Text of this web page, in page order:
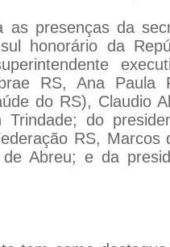
as presenças da
honorário da
RS, Ana
do RS), Claudio
Trindade; do
RS,
Abreu; e da